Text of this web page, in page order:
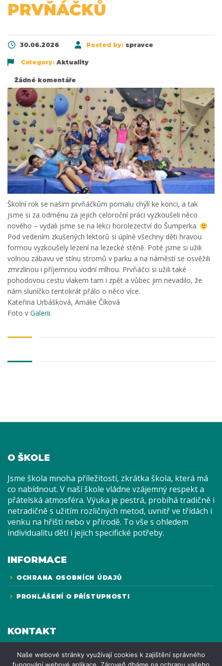
PRVŇÁČKŮ
30.06.2026 Posted by: spravce
Category: Aktuality
Žádné komentáře
Školní rok se našim prvňáčkům pomalu chýlí ke konci, a tak
jsme si za odměnu za jejich celoroční práci vyzkoušeli něco
nového – vydali jsme se na lekci horolezectví do Šumperka.
Pod vedením zkušených lektorů si úplně všechny děti hravou
formou vyzkoušely lezení na lezecké stěně. Poté jsme si užili
volnou zábavu ve stínu stromů v parku a na náměstí se osvěžili
zmrzlinou i příjemnou vodní mlhou. Prvňáčci si užili také
pohodovou cestu vlakem tam i zpět a vůbec jim nevadilo, že
nám sluníčko tentokrát přálo o něco více.
Kateřina Urbášková, Amálie Číková
Foto v Galerii.
O ŠKOLE
Jsme škola mnoha příležitostí, zkrátka škola, která má
co nabídnout. V naší škole vládne vzájemný respekt a
přátelská atmosféra. Výuka je pestrá, probíhá tradičně i
netradičně s užitím rozličných metod, uvnitř ve třídách i
venku na hřišti nebo v přírodě. To vše s ohledem
individualitu dětí i jejich specifické potřeby.
INFORMACE
OCHRANA OSOBNÍCH ÚDAJŮ
PROHLÁŠENÍ O PŘÍSTUPNOSTI
KONTAKT
Základní škola Uničov, U Stadionu 849, U
Stadionu 849, 783 91 Uničov
Naše webové stránky využívají cookies k zajištění správného